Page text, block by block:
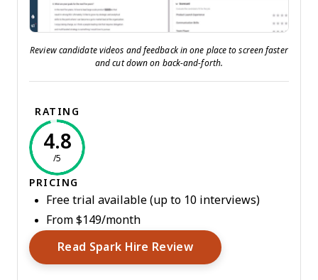
Review candidate videos and feedback in one place to screen faster
and cut down on back-and-forth.
RATING
4.8
/5
PRICING
Free trial available (up to 10 interviews)
From $149/month
Read Spark Hire ReviewOpens New Window